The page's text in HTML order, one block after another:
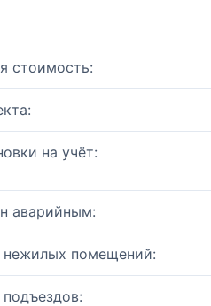
стоимость:
на учёт:
аварийным:
нежилых помещений: